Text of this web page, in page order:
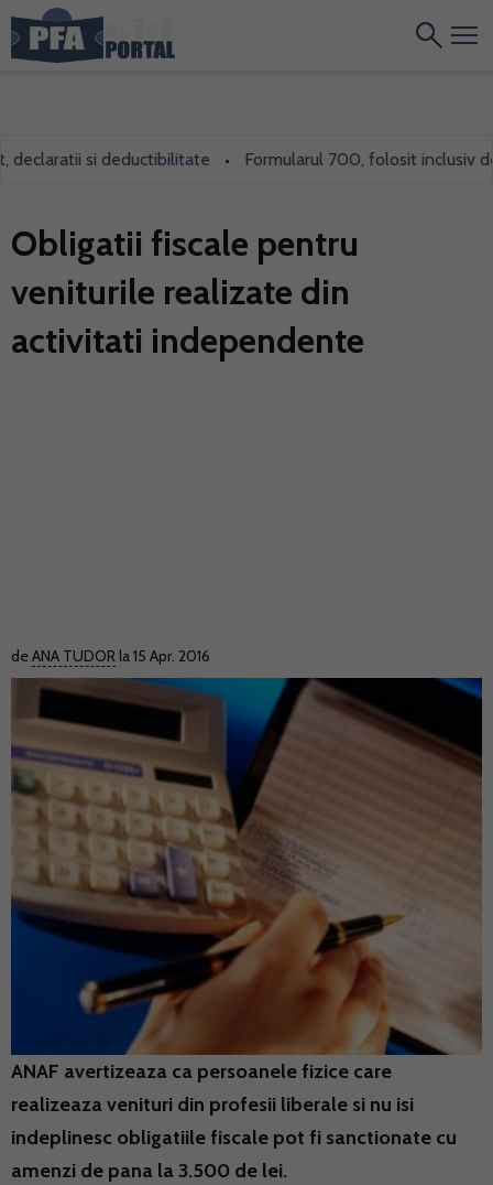
si deductibilitate • Formularul 700, folosit inclusiv de
Obligatii fiscale pentru
veniturile realizate din
activitati independente
deANA TUDOR la 15 Apr. 2016
ANAF avertizeaza ca persoanele fizice care
realizeaza venituri din profesii liberale si nu isi
indeplinesc obligatiile fiscale pot fi sanctionate cu
amenzi de pana la 3.500 de lei.